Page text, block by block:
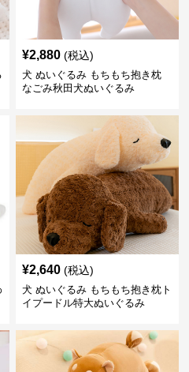
¥2,880 (税込)
犬 ぬいぐるみ もちもち抱き枕
なごみ秋田犬ぬいぐるみ
¥2,640 (税込)
犬 ぬいぐるみ もちもち抱き枕ト
イプードル特大ぬいぐるみ